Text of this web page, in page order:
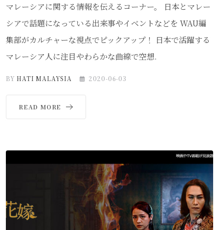
マレーシアに関する情報を伝えるコーナー。 日本とマレー
シアで話題になっている出来事やイベントなどを WAU編
集部がカルチャーな視点でピックアップ！ 日本で活躍する
マレーシア人に注目やわらかな曲線で空想.
BYHATI MALAYSIA 2020-06-03
READ MORE